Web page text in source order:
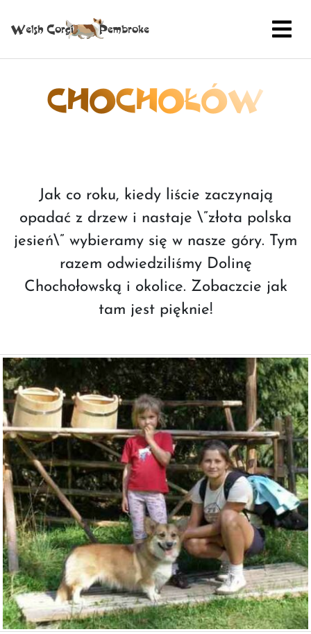
CHOCHOŁÓW
Jak co roku, kiedy liście zaczynają
opadać z drzew i nastaje \”złota polska
jesień\” wybieramy się w nasze góry. Tym
razem odwiedziliśmy Dolinę
Chochołowską i okolice. Zobaczcie jak
tam jest pięknie!